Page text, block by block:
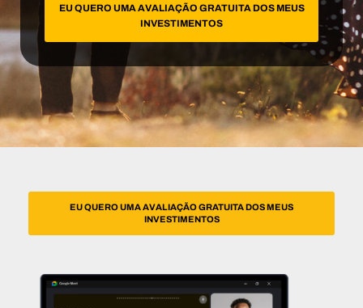
EU QUERO UMA AVALIAÇÃO GRATUITA DOS MEUS
INVESTIMENTOS
EU QUERO UMA AVALIAÇÃO GRATUITA DOS MEUS
INVESTIMENTOS